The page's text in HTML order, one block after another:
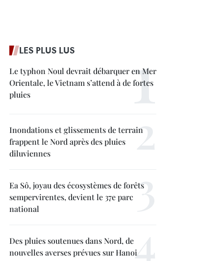
LES PLUS LUS
Le typhon Noul devrait débarquer en Mer
Orientale, le Vietnam s’attend à de fortes
pluies
Inondations et glissements de terrain
frappent le Nord après des pluies
diluviennes
Ea Sô, joyau des écosystèmes de forêts
sempervirentes, devient le 37e parc
national
Des pluies soutenues dans Nord, de
nouvelles averses prévues sur Hanoi